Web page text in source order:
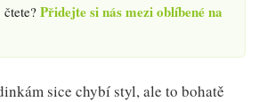
Přidejte si nás mezi oblíbené na
sice chybí styl, ale to bohatě